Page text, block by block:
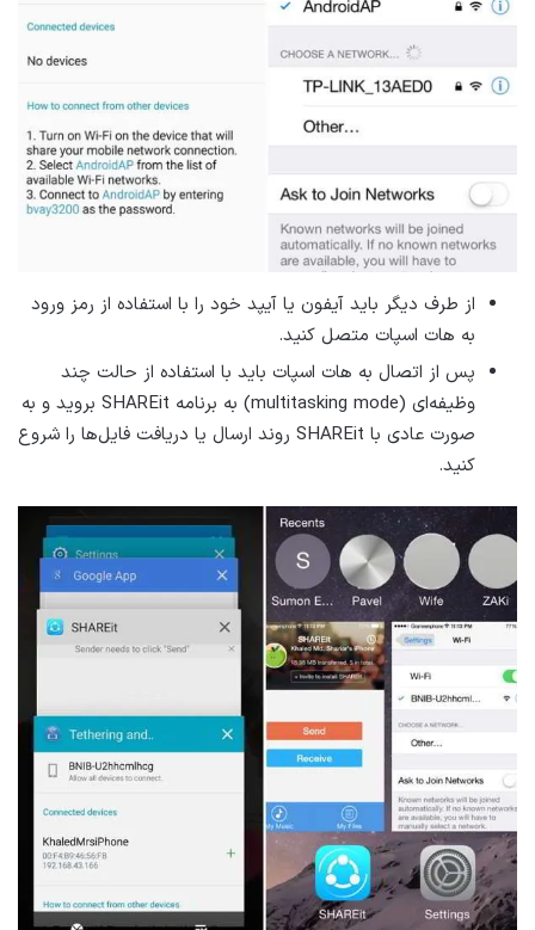
از طرف دیگر باید آیفون یا آیپد خود را با استفاده از رمز ورود
به هات اسپات متصل کنید.
پس از اتصال به هات اسپات باید با استفاده از حالت چند
وظیفه‌ای (multitasking mode) به برنامه SHAREit بروید و به
صورت عادی با SHAREit روند ارسال یا دریافت فایل‌ها را شروع
کنید.